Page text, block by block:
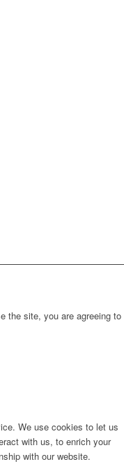
the site, you are agreeing to
We use cookies to let us
with us, to enrich your
with our website.